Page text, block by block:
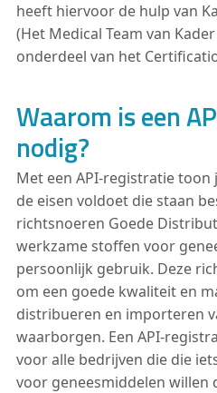
heeft hiervoor de hulp van
(Het Medical Team van
onderdeel van het
Waarom is een
nodig?
Met een API-registratie toon
de eisen voldoet die staan
richtsnoeren Goede
werkzame stoffen voor
persoonlijk gebruik. Deze
om een goede kwaliteit en
distribueren en importeren
waarborgen. Een API-
voor alle bedrijven die die
voor geneesmiddelen